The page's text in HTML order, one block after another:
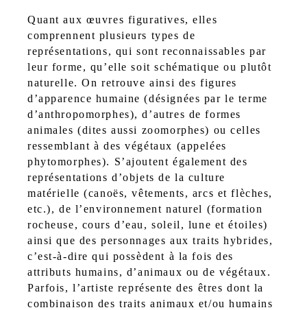
Quant aux œuvres figuratives, elles
comprennent plusieurs types de
représentations, qui sont reconnaissables par
leur forme, qu’elle soit schématique ou plutôt
naturelle. On retrouve ainsi des figures
d’apparence humaine (désignées par le terme
d’anthropomorphes), d’autres de formes
animales (dites aussi zoomorphes) ou celles
ressemblant à des végétaux (appelées
phytomorphes). S’ajoutent également des
représentations d’objets de la culture
matérielle (canoës, vêtements, arcs et flèches,
etc.), de l’environnement naturel (formation
rocheuse, cours d’eau, soleil, lune et étoiles)
ainsi que des personnages aux traits hybrides,
c’est-à-dire qui possèdent à la fois des
attributs humains, d’animaux ou de végétaux.
Parfois, l’artiste représente des êtres dont la
combinaison des traits animaux et/ou humains